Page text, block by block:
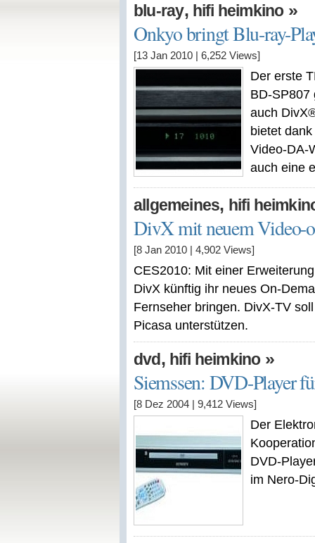
blu-ray, hifi heimkino»
Onkyo bringt Blu-ray-
[13 Jan 2010 6,252 Views]
Der erste
BD-SP807
auch
bietet
Video-DA-
auch eine
allgemeines, hifi
DivX mit neuem Video-
[8 Jan 2010 4,902 Views]
CES2010: Mit einer
DivX künftig ihr neues On-
Fernseher bringen. DivX-TV
Picasa unterstützen.
dvd, hifi heimkino»
Siemssen: DVD-Player
[8 Dez 2004 9,412 Views]
Der
DVD-
im Nero-